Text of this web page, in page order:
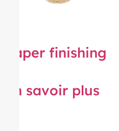
Paper finishing
En savoir plus